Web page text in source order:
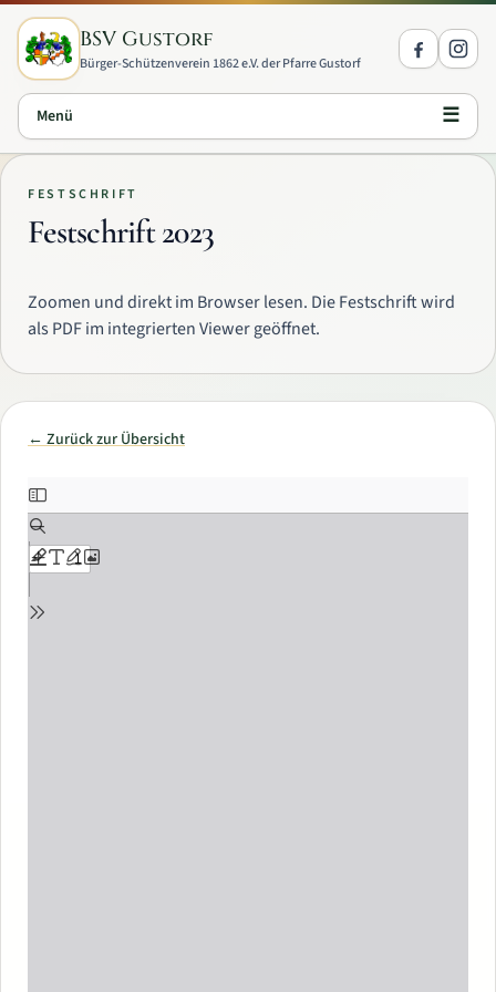
Zum Inhalt springen
BSV Gustorf
Bürger-Schützenverein 1862 e.V. der Pfarre Gustorf
Menü ☰
FESTSCHRIFT
Festschrift 2023
Zoomen und direkt im Browser lesen. Die Festschrift wird
als PDF im integrierten Viewer geöffnet.
← Zurück zur Übersicht